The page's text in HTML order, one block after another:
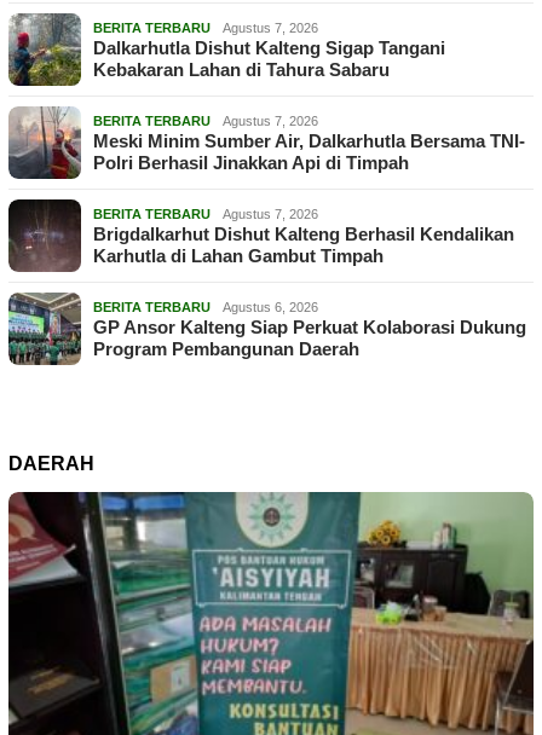
BERITA TERBARU Agustus 7, 2026
Dalkarhutla Dishut Kalteng Sigap Tangani
Kebakaran Lahan di Tahura Sabaru
BERITA TERBARU Agustus 7, 2026
Meski Minim Sumber Air, Dalkarhutla Bersama TNI-
Polri Berhasil Jinakkan Api di Timpah
BERITA TERBARU Agustus 7, 2026
Brigdalkarhut Dishut Kalteng Berhasil Kendalikan
Karhutla di Lahan Gambut Timpah
BERITA TERBARU Agustus 6, 2026
GP Ansor Kalteng Siap Perkuat Kolaborasi Dukung
Program Pembangunan Daerah
DAERAH